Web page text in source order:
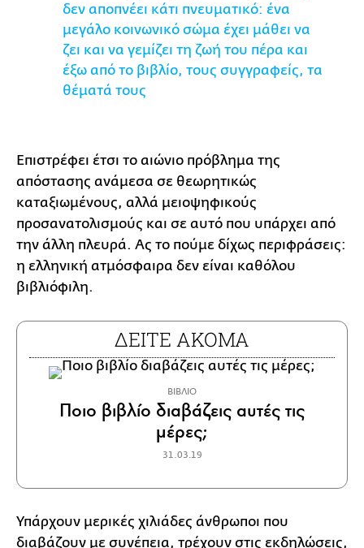
δεν αποπνέει κάτι πνευματικό: ένα
μεγάλο κοινωνικό σώμα έχει μάθει να
ζει και να γεμίζει τη ζωή του πέρα και
έξω από το βιβλίο, τους συγγραφείς, τα
θέματά τους
Επιστρέφει έτσι το αιώνιο πρόβλημα της
απόστασης ανάμεσα σε θεωρητικώς
καταξιωμένους, αλλά μειοψηφικούς
προσανατολισμούς και σε αυτό που υπάρχει από
την άλλη πλευρά. Ας το πούμε δίχως περιφράσεις:
η ελληνική ατμόσφαιρα δεν είναι καθόλου
βιβλιόφιλη.
ΔΕΙΤΕ ΑΚΟΜΑ
ΒΙΒΛΙΟ
Ποιο βιβλίο διαβάζεις αυτές τις
μέρες;
31.03.19
Υπάρχουν μερικές χιλιάδες άνθρωποι που
διαβάζουν με συνέπεια, τρέχουν στις εκδηλώσεις,